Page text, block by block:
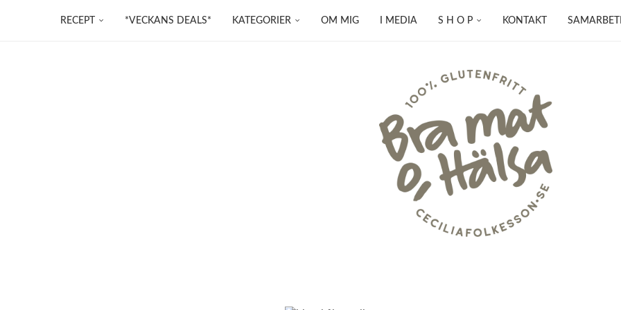
RECEPT *VECKANS DEALS* KATEGORIER OM MIG I MEDIA S H O P KONTAKT